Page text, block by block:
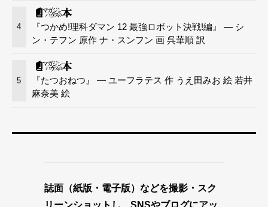
4
『つかめ!理科ダマン 12 最強ロボット決戦!編』 — シ
ン・テフン 原作 ナ・スンフン 画 呉華順 訳
5
『たつおねつ』 — ユーフラテス 作 うえ田みお 絵 若井
麻奈美 絵
誌面（紙版・電子版）などを撮影・スク
リーンショットし、SNSやブログにアッ